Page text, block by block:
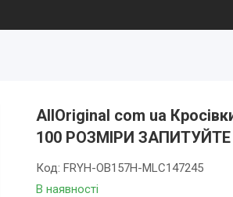
AllOriginal com ua
100 РОЗМІРИ ЗАПИТУЙТЕ
В наявності
Код: FRYH-OB157H-MLC147245